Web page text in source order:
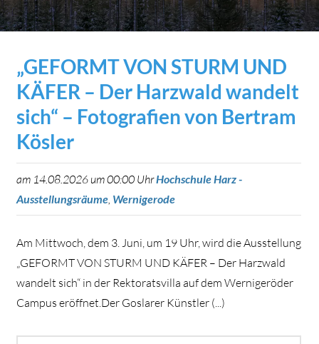
„GEFORMT VON STURM UND
KÄFER – Der Harzwald wandelt
sich“ – Fotografien von Bertram
Kösler
am 14.08.2026 um 00:00 UhrHochschule Harz -
Ausstellungsräume Wernigerode
Am Mittwoch, dem 3. Juni, um 19 Uhr, wird die Ausstellung
„GEFORMT VON STURM UND KÄFER – Der Harzwald
wandelt sich“ in der Rektoratsvilla auf dem Wernigeröder
Campus eröffnet.Der Goslarer Künstler (...)